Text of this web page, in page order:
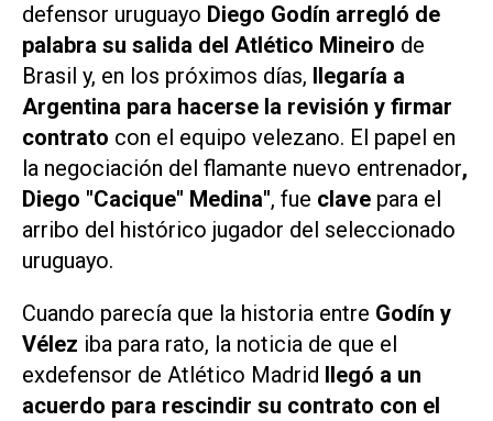
defensor uruguayo Diego Godín arregló de
palabra su salida del Atlético Mineiro de
Brasil y, en los próximos días, llegaría a
Argentina para hacerse la revisión y firmar
contrato con el equipo velezano. El papel en
la negociación del flamante nuevo entrenador,
Diego "Cacique" Medina", fue clave para el
arribo del histórico jugador del seleccionado
uruguayo.
Cuando parecía que la historia entre Godín y
Vélez iba para rato, la noticia de que el
exdefensor de Atlético Madrid llegó a un
acuerdo para rescindir su contrato con el